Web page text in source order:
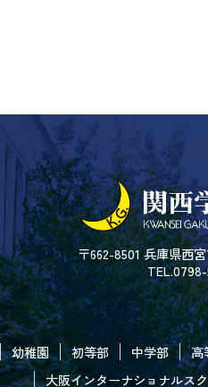
〒662-8501 兵庫県西
幼稚園 初等部 中学部 高
大阪インターナショナルス